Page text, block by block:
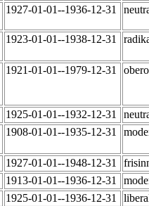
1927-01-01--1936-12-31
1923-01-01--1938-12-31
1921-01-01--1979-12-31
1925-01-01--1932-12-31
1908-01-01--1935-12-31
1927-01-01--1948-12-31
1913-01-01--1936-12-31
1925-01-01--1936-12-31